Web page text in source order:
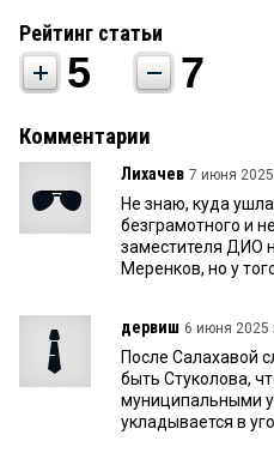
Рейтинг статьи
5 7
Комментарии
Лихачев 7 июня
Не знаю, куда
безграмотного и
заместителя ДИО
Меренков, но у
дервиш 6 июня 2025
После Салахавой
быть Стуколова,
муниципальными
укладывается в